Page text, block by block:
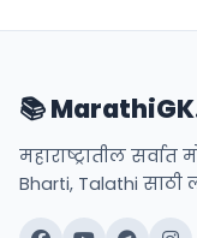
📚
महाराष्ट्रातील सर्वात
Bharti, Talathi साठी